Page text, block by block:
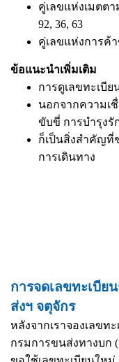
คู่เลขแห่งเมตตา
92, 36, 63
คู่เลขแห่งการค้า
ข้อแนะนำเพิ่มเติม
การดูเลขทะเบี
นอกจากความเ
ขับขี่ การบำรุง
ก็เป็นสิ่งสำคัญที่
การเดินทาง
การจดเลขทะเบีย
ส่งฯ จตุจักร
หลังจากเราจองเลขท
กรมการขนส่งทางบก